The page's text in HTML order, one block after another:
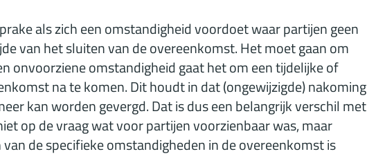
als zich een omstandigheid voordoet waar partijen geen
van het sluiten van de overeenkomst. Het moet gaan om
onvoorziene omstandigheid gaat het om een tijdelijke of
na te komen. Dit houdt in dat (ongewijzigde) nakoming
kan worden gevergd. Dat is dus een belangrijk verschil met
op de vraag wat voor partijen voorzienbaar was, maar
de specifieke omstandigheden in de overeenkomst is